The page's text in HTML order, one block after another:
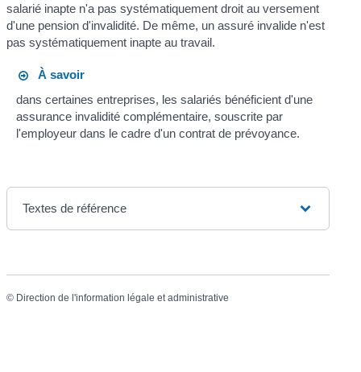
salarié inapte n'a pas systématiquement droit au versement
d'une pension d'invalidité. De même, un assuré invalide n'est
pas systématiquement inapte au travail.
À savoir
dans certaines entreprises, les salariés bénéficient d'une
assurance invalidité complémentaire, souscrite par
l'employeur dans le cadre d'un contrat de prévoyance.
Textes de référence
© Direction de l'information légale et administrative